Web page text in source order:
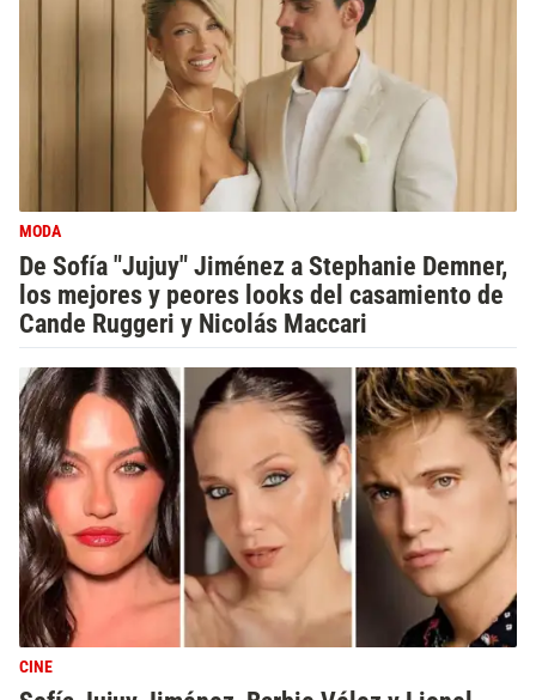
MODA
De Sofía "Jujuy" Jiménez a Stephanie Demner,
los mejores y peores looks del casamiento de
Cande Ruggeri y Nicolás Maccari
CINE